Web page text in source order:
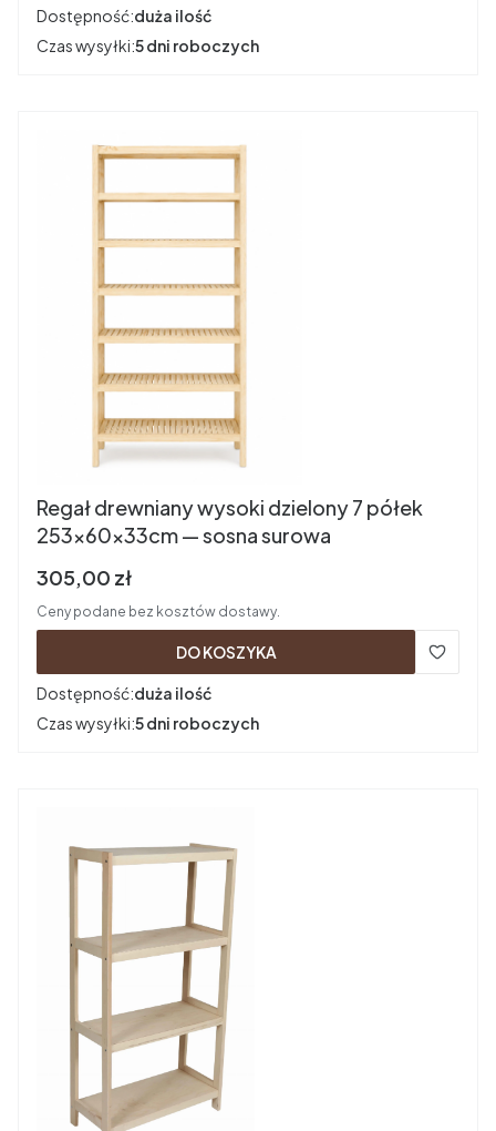
Dostępność:duża ilość
Czas wysyłki:5 dni roboczych
Regał drewniany wysoki dzielony 7 półek
253×60×33cm — sosna surowa
Cena brutto
305,00 zł
Ceny podane bez kosztów dostawy.
DO KOSZYKA
Dostępność:duża ilość
Czas wysyłki:5 dni roboczych